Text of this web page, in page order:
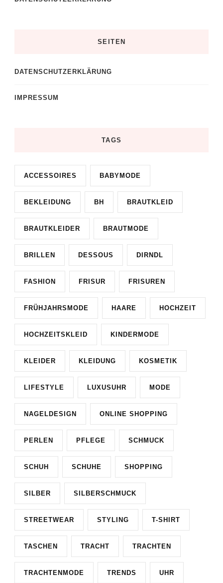
SEITEN
DATENSCHUTZERKLÄRUNG
IMPRESSUM
TAGS
ACCESSOIRES BABYMODE
BEKLEIDUNG BH BRAUTKLEID
BRAUTKLEIDER BRAUTMODE
BRILLEN DESSOUS DIRNDL
FASHION FRISUR FRISUREN
FRÜHJAHRSMODE HAARE HOCHZEIT
HOCHZEITSKLEID KINDERMODE
KLEIDER KLEIDUNG KOSMETIK
LIFESTYLE LUXUSUHR MODE
NAGELDESIGN ONLINE SHOPPING
PERLEN PFLEGE SCHMUCK
SCHUH SCHUHE SHOPPING
SILBER SILBERSCHMUCK
STREETWEAR STYLING T-SHIRT
TASCHEN TRACHT TRACHTEN
TRACHTENMODE TRENDS UHR